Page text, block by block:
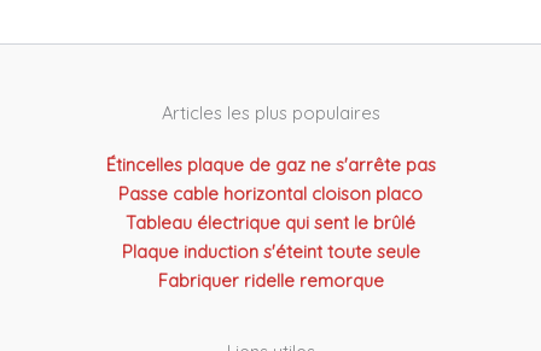
Articles les plus populaires
Étincelles plaque de gaz ne s'arrête pas
Passe cable horizontal cloison placo
Tableau électrique qui sent le brûlé
Plaque induction s'éteint toute seule
Fabriquer ridelle remorque